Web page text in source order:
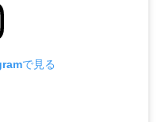
で見る